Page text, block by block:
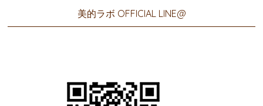
美的ラボ OFFICIAL LINE@